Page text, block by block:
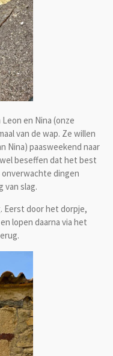
en Nina (onze
van de wap. Ze willen
Nina) paasweekend naar
beseffen dat het best
onverwachte dingen
van slag.
Eerst door het dorpje,
lopen daarna via het